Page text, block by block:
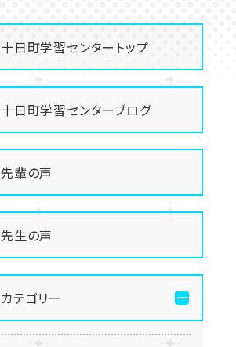
十日町学習センタートップ
十日町学習センターブログ
先輩の声
先生の声
カテゴリー